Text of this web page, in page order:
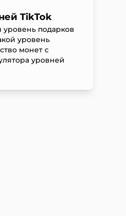
TikTok
уровень подарков
уровень
монет с
уровней